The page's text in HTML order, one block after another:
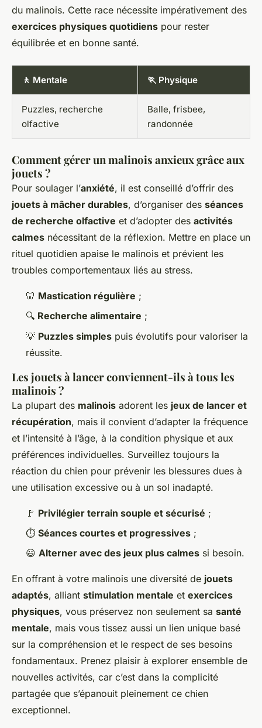
du malinois. Cette race nécessite impérativement des
exercices physiques quotidiens pour rester
équilibrée et en bonne santé.
🚶 Mentale 🏃 Physique
Puzzles, recherche
olfactive
Balle, frisbee,
randonnée
Comment gérer un malinois anxieux grâce aux
jouets ?
Pour soulager l’anxiété, il est conseillé d’offrir des
jouets à mâcher durables, d’organiser des séances
de recherche olfactive et d’adopter des activités
calmes nécessitant de la réflexion. Mettre en place un
rituel quotidien apaise le malinois et prévient les
troubles comportementaux liés au stress.
🦷 Mastication régulière ;
🔍 Recherche alimentaire ;
💡 Puzzles simples puis évolutifs pour valoriser la
réussite.
Les jouets à lancer conviennent-ils à tous les
malinois ?
La plupart des malinois adorent les jeux de lancer et
récupération, mais il convient d’adapter la fréquence
et l’intensité à l’âge, à la condition physique et aux
préférences individuelles. Surveillez toujours la
réaction du chien pour prévenir les blessures dues à
une utilisation excessive ou à un sol inadapté.
🚩 Privilégier terrain souple et sécurisé ;
⏱ Séances courtes et progressives ;
😃 Alterner avec des jeux plus calmes si besoin.
En offrant à votre malinois une diversité de jouets
adaptés, alliant stimulation mentale et exercices
physiques, vous préservez non seulement sa santé
mentale, mais vous tissez aussi un lien unique basé
sur la compréhension et le respect de ses besoins
fondamentaux. Prenez plaisir à explorer ensemble de
nouvelles activités, car c’est dans la complicité
partagée que s’épanouit pleinement ce chien
exceptionnel.